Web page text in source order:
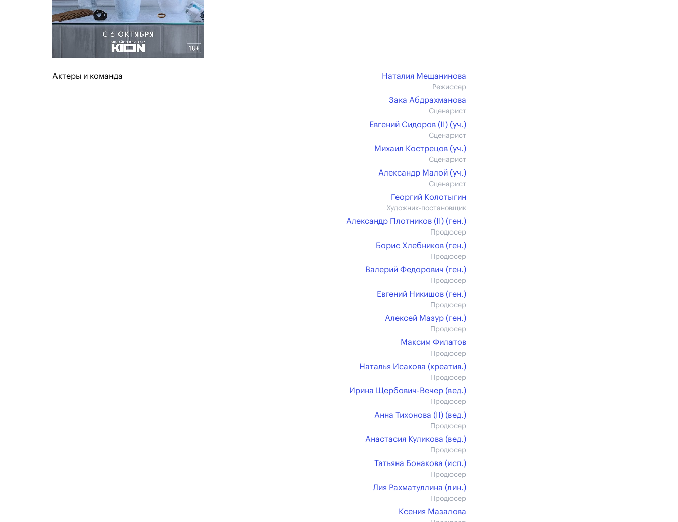
Актеры и команда Наталия Мещанинова
Режиссер
Зака Абдрахманова
Сценарист
Евгений Сидоров (II) (уч.)
Сценарист
Михаил Кострецов (уч.)
Сценарист
Александр Малой (уч.)
Сценарист
Георгий Колотыгин
Художник-постановщик
Александр Плотников (II) (ген.)
Продюсер
Борис Хлебников (ген.)
Продюсер
Валерий Федорович (ген.)
Продюсер
Евгений Никишов (ген.)
Продюсер
Алексей Мазур (ген.)
Продюсер
Максим Филатов
Продюсер
Наталья Исакова (креатив.)
Продюсер
Ирина Щербович-Вечер (вед.)
Продюсер
Анна Тихонова (II) (вед.)
Продюсер
Анастасия Куликова (вед.)
Продюсер
Татьяна Бонакова (иcп.)
Продюсер
Лия Рахматуллина (лин.)
Продюсер
Ксения Мазалова